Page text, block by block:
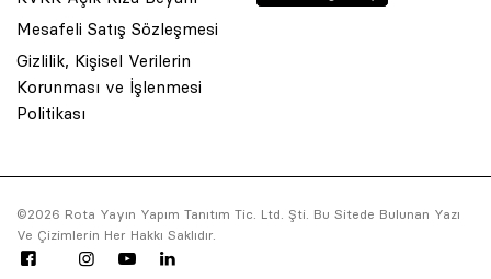
Mesafeli Satış Sözleşmesi
Gizlilik, Kişisel Verilerin
Korunması ve İşlenmesi
Politikası
©2026 Rota Yayın Yapım Tanıtım Tic. Ltd. Şti. Bu Sitede Bulunan Yazı
Ve Çizimlerin Her Hakkı Saklıdır.
© 2001 Rota Yayın Yapım Tanıtım Tic. Ltd. Şti. Bu Sitede Bulunan
Asquared WordPress Agencytarafından tasarlanmış ve